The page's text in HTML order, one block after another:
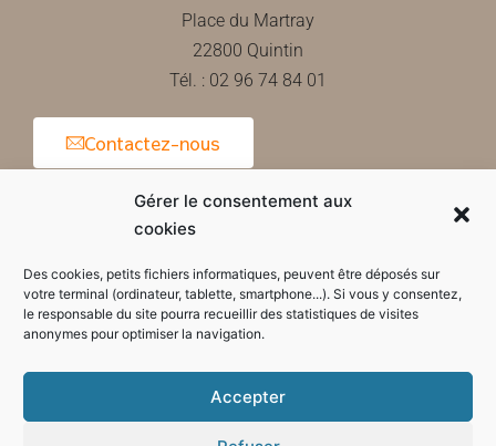
Gérer le consentement aux
cookies
Des cookies, petits fichiers informatiques, peuvent être déposés sur
votre terminal (ordinateur, tablette, smartphone...). Si vous y consentez,
le responsable du site pourra recueillir des statistiques de visites
anonymes pour optimiser la navigation.
Accepter
Place du Martray
22800 Quintin
Tél. : 02 96 74 84 01
Contactez-nous
Horaires d'ouverture de la mairie